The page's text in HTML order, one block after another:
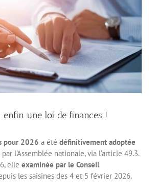
une loi de finances !
pour 2026 a été définitivement adoptée
par l’Assemblée nationale, via l’article 49.3.
elle examinée par le Conseil
les saisines des 4 et 5 février 2026.